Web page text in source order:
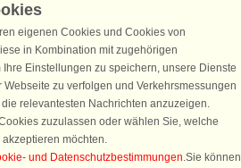
Ferienhaus-Fans an
von 25 €für Ihren nächsten
sich einfach für den DanCenter Newsletter
Angebote, Gewinnspiele und
eigenen Cookies und Cookies von
in Kombination mit zugehörigen
Einstellungen zu speichern, unsere Dienste
zu verfolgen und Verkehrsmessungen
relevantesten Nachrichten anzuzeigen.
zuzulassen oder wählen Sie, welche
möchten.
und Datenschutzbestimmungen.Sie können